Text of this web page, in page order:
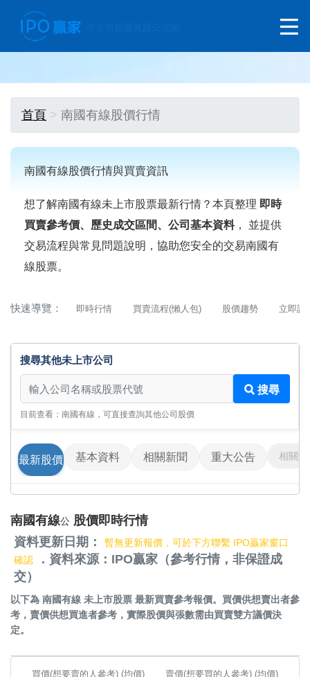
首頁 南國有線股價行情
南國有線股價行情與買賣資訊
想了解南國有線未上市股票最新行情？本頁整理 即時
買賣參考價、歷史成交區間、公司基本資料， 並提供
交易流程與常見問題說明，協助您安全的交易南國有
線股票。
快速導覽： 即時行情 買賣流程(懶人包) 股價趨勢 立即詢
搜尋其他未上市公司
搜尋其他未上市公司
搜尋
目前查看：南國有線，可直接查詢其他公司股價
最新股價 基本資料 相關新聞 重大公告 相關影
南國有線公 股價即時行情
資料更新日期：
暫無更新報價，可於下方聯繫 IPO贏家窗口
確認
．資料來源：IPO贏家（參考行情，非保證成
交）
以下為 南國有線 未上市股票 最新買賣參考報價。買價供想賣出者參
考，賣價供想買進者參考，實際股價與張數需由買賣雙方議價決
定。
買價(想要賣的人參考) (均價) 賣價(想要買的人參考) (均價)